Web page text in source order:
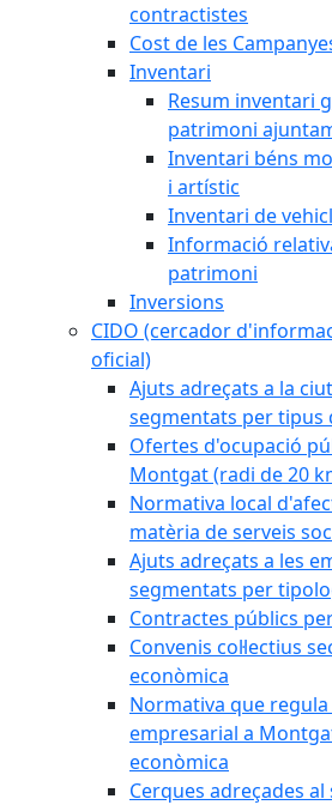
contractistes
Cost de les
Inventari
Resum inventari
patrimoni
Inventari béns
i artístic
Inventari de
Informació
patrimoni
Inversions
CIDO (cercador
oficial)
Ajuts adreçats a la
segmentats per tipus
Ofertes d'ocupació
Montgat (radi de 20
Normativa local
matèria de serveis
Ajuts adreçats a les
segmentats per
Contractes públics
Convenis col·lectius
econòmica
Normativa que
empresarial a
econòmica
Cerques adreçades